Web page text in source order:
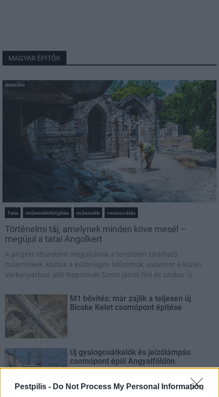
Pestpilis - Do Not Process My Personal Information
MAGYAR ÉPÍTŐK
Aktuális
Tata műemlékfelújítás műemlék restaurálás
Történelmi táj, amelynek minden köve mesél –
megújul a tatai Angolkert
A projekt részeként megújulnak a területen található
műemlékek, köztük a különleges Műromok, valamint a közeli
Várkanyarban álló Nepomuki Szent János híd és szobor is.
M1 bővítés: már zajlik a teljesen új
Bicske Kelet csomópont építése
Új gyalogosátkelők és jelzőlámpás
csomópont épül Angyalföldön